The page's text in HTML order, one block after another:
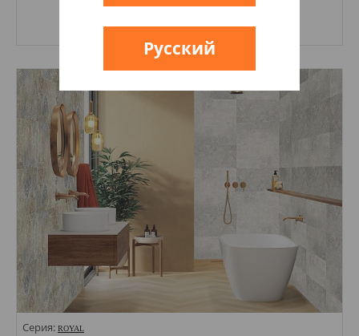
Купить
Стили: Под дерево;
Цвета:
Серия: ROYAL
Русский